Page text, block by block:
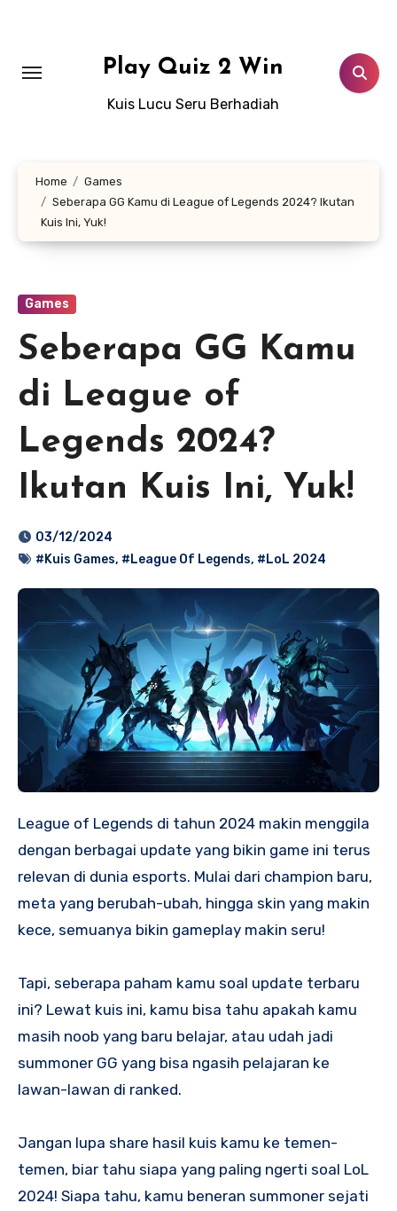
Play Quiz 2 Win
Kuis Lucu Seru Berhadiah
Home
Games
Seberapa GG Kamu di League of Legends 2024? Ikutan
Kuis Ini, Yuk!
Games
Seberapa GG Kamu
di League of
Legends 2024?
Ikutan Kuis Ini, Yuk!
03/12/2024
#Kuis Games, #League Of Legends, #LoL 2024
League of Legends di tahun 2024 makin menggila
dengan berbagai update yang bikin game ini terus
relevan di dunia esports. Mulai dari champion baru,
meta yang berubah-ubah, hingga skin yang makin
kece, semuanya bikin gameplay makin seru!
Tapi, seberapa paham kamu soal update terbaru
ini? Lewat kuis ini, kamu bisa tahu apakah kamu
masih noob yang baru belajar, atau udah jadi
summoner GG yang bisa ngasih pelajaran ke
lawan-lawan di ranked.
Jangan lupa share hasil kuis kamu ke temen-
temen, biar tahu siapa yang paling ngerti soal LoL
2024! Siapa tahu, kamu beneran summoner sejati